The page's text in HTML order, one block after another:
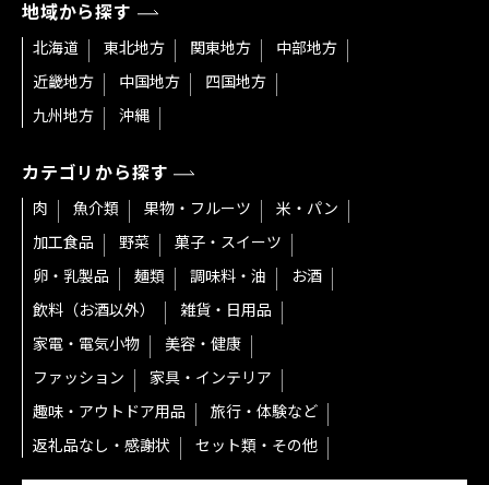
地域から探す
北海道 東北地方 関東地方
中部地方
近畿地方
中国地方
四国地方
九州地方
沖縄
カテゴリから探す
肉 魚介類 果物・フルーツ
米・パン
加工食品
野菜
菓子・スイーツ
卵・乳製品
麺類 調味料・油
お酒
飲料（お酒以外）
雑貨・日用品
家電・電気小物
美容・健康
ファッション
家具・インテリア
趣味・アウトドア用品
旅行・体験など
返礼品なし・感謝状
セット類・その他